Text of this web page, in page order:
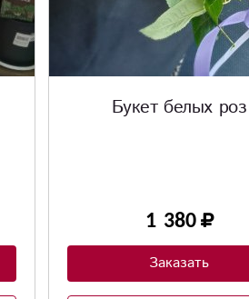
Букет белых роз
1 380
Заказать